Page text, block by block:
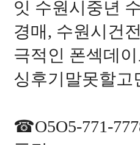
잇 수원시중년
경매, 수원시건
극적인 폰섹데
싱후기말못할고
☎O5O5-771-